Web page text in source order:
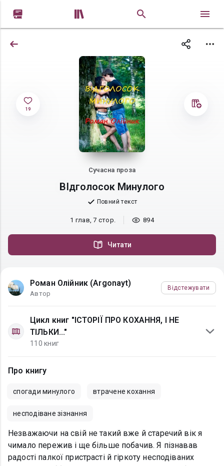
 
19
Сучасна проза
ВІдголосок Минулого
Повний текст
1 глав, 7 стор. 894
Читати
Роман Олійник (Argonayt)
Автор
Відстежувати
Цикл книг "ІСТОРІЇ ПРО КОХАННЯ, І НЕ
ТІЛЬКИ..."
110 книг
Про книгу
спогади минулого втрачене кохання
несподіване зізнання
Незважаючи на свій не такий вже й старечий вік я
чимало пережив і ще більше побачив. Я пізнавав
радості палкої пристрасті й гіркоту несподіваних